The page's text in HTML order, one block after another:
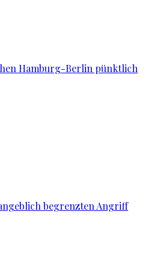
Hamburg-Berlin pünktlich
begrenzten Angriff